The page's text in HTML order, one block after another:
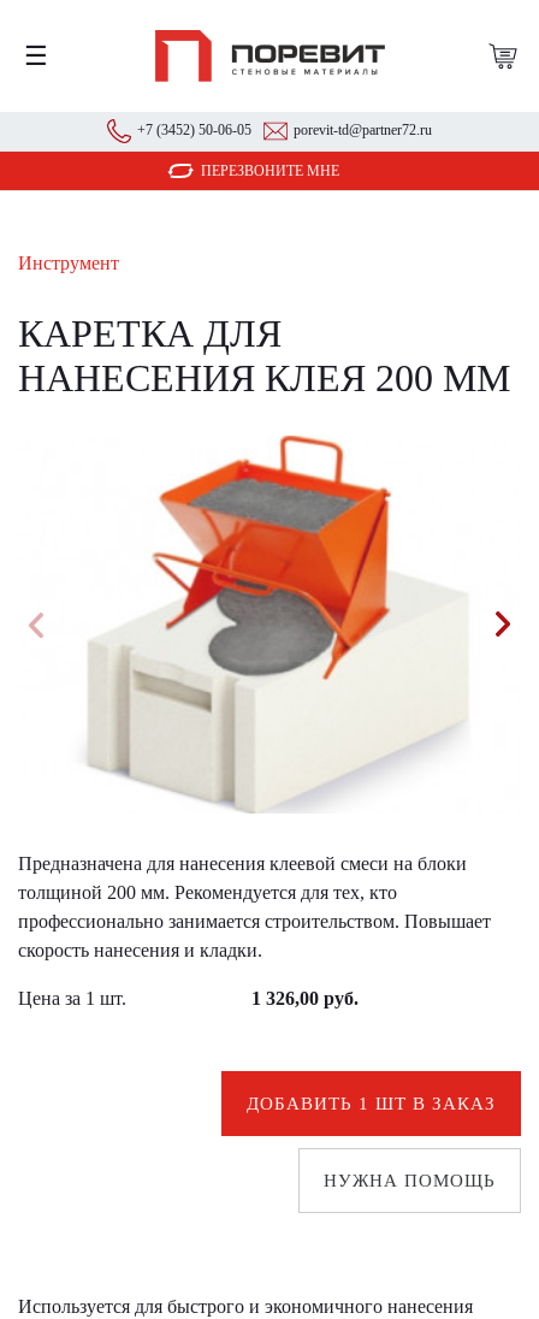
☰
+7 (3452) 50-06-05 porevit-td@partner72.ru
ПЕРЕЗВОНИТЕ МНЕ
Инструмент
КАРЕТКА ДЛЯ
НАНЕСЕНИЯ КЛЕЯ 200 ММ
Предназначена для нанесения клеевой смеси на блоки
толщиной 200 мм. Рекомендуется для тех, кто
профессионально занимается строительством. Повышает
скорость нанесения и кладки.
Цена за 1 шт. 1 326,00 руб.
ДОБАВИТЬ 1 ШТ В ЗАКАЗ
НУЖНА ПОМОЩЬ
Используется для быстрого и экономичного нанесения